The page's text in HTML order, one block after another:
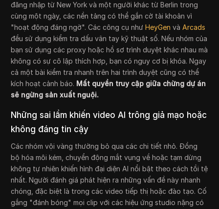
đăng nhập từ New York và một người khác từ Berlin trong
cùng một ngày, các nền tảng có thể gắn cờ tài khoản vì
"hoạt động đáng ngờ". Các công cụ nhưHeyGen vàArcads
đều sử dụng kiểm tra dấu vân tay kỹ thuật số. Nếu nhóm của
bạn sử dụng các proxy hoặc hồ sơ trình duyệt khác nhau mà
không có sự cô lập thích hợp, bạn có nguy cơ bị khóa. Ngay
cả một bài kiểm tra nhanh trên hai trình duyệt cũng có thể
kích hoạt cảnh báo. Mất quyền truy cập giữa chừng dự án
sẽ ngừng sản xuất nguội.
Những sai lầm khiến video AI trông giả mạo hoặc
không đáng tin cậy
Các nhóm vội vàng thường bỏ qua các chi tiết nhỏ. Đồng
bộ hóa môi kém, chuyển động mắt vụng về hoặc tạm dừng
không tự nhiên khiến hình đại diện AI nổi bật theo cách tồi tệ
nhất. Người đánh giá phát hiện ra những vấn đề này nhanh
chóng, đặc biệt là trong các video tiếp thị hoặc đào tạo. Cố
gắng "đánh bóng" mọi clip với các hiệu ứng studio nặng có